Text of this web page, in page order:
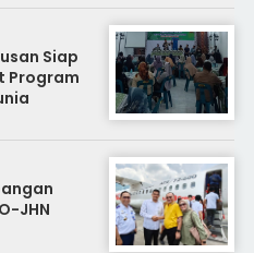
Siap
Program
JHN